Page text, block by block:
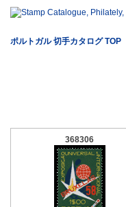
ポルトガル 切手カタログ TOP
368306